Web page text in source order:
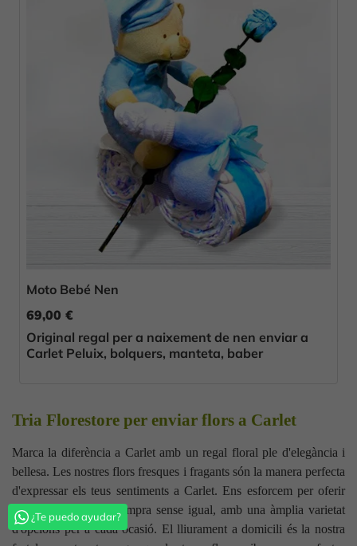
Moto Bebé Nen
69,00 €
Original regal per a naixement de nen enviar a
Carlet Peluix, bolquers, manteta, baber
Tria Florestore per enviar flors a Carlet
Marca la diferència a Carlet amb un regal floral ple d'elegància i
bellesa. Les nostres flors fresques i fragants són la manera perfecta
d'expressar els teus sentiments a Carlet. Ens esforcem per oferir
una experiència de compra sense igual, amb una àmplia varietat
d'opcions per a cada ocasió. El lliurament a domicili és la nostra
¿Te puedo ayudar?